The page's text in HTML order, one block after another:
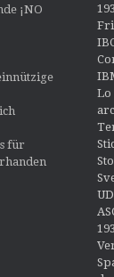
¡NO
für
Lo